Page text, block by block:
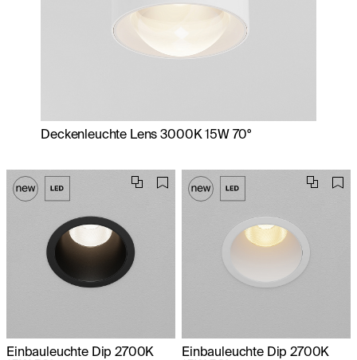
Deckenleuchte Lens 3000K 15W 70°
Einbauleuchte Dip 2700K
Einbauleuchte Dip 2700K